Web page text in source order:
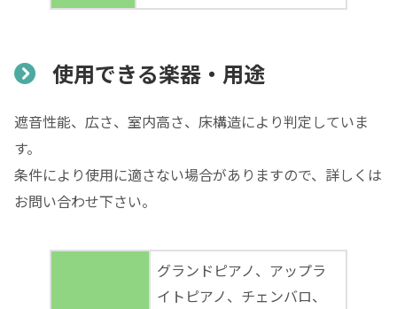
使用できる楽器・用途
遮音性能、広さ、室内高さ、床構造により判定していま
す。
条件により使用に適さない場合がありますので、詳しくは
お問い合わせ下さい。
グランドピアノ、アップラ
イトピアノ、チェンバロ、